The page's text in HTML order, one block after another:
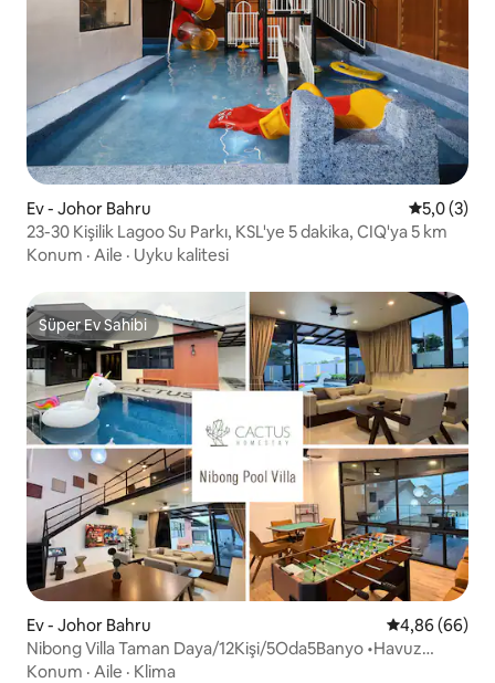
Ev - Johor Bahru 55,0 (3)
23-30 Kişilik Lagoo Su Parkı, KSL'ye 5 dakika, CIQ'ya 5 km
Konum · Aile · Uyku kalitesi
Süper Ev Sahibi
Süper Ev Sahibi
Ev - Johor Bahru 5 üzerinden
4,86 (66)
Nibong Villa Taman Daya/12Kişi/5Oda5Banyo •Havuz
•Karaoke
Konum · Aile · Klima